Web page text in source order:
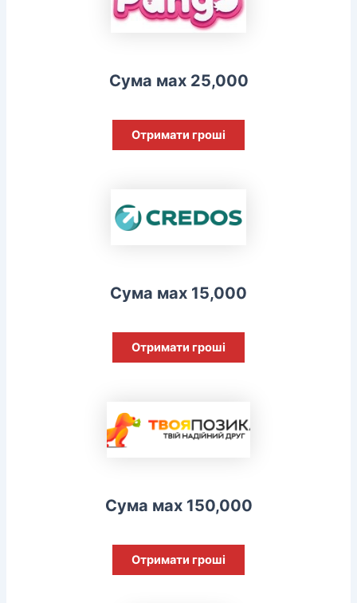
Сума мах 25,000
Отримати гроші
Сума мах 15,000
Отримати гроші
Сума мах 150,000
Отримати гроші